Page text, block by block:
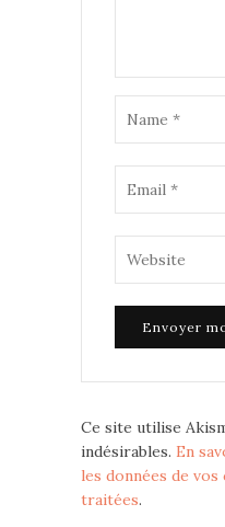
Ce site utilise
indésirables. En
les données de
traitées.